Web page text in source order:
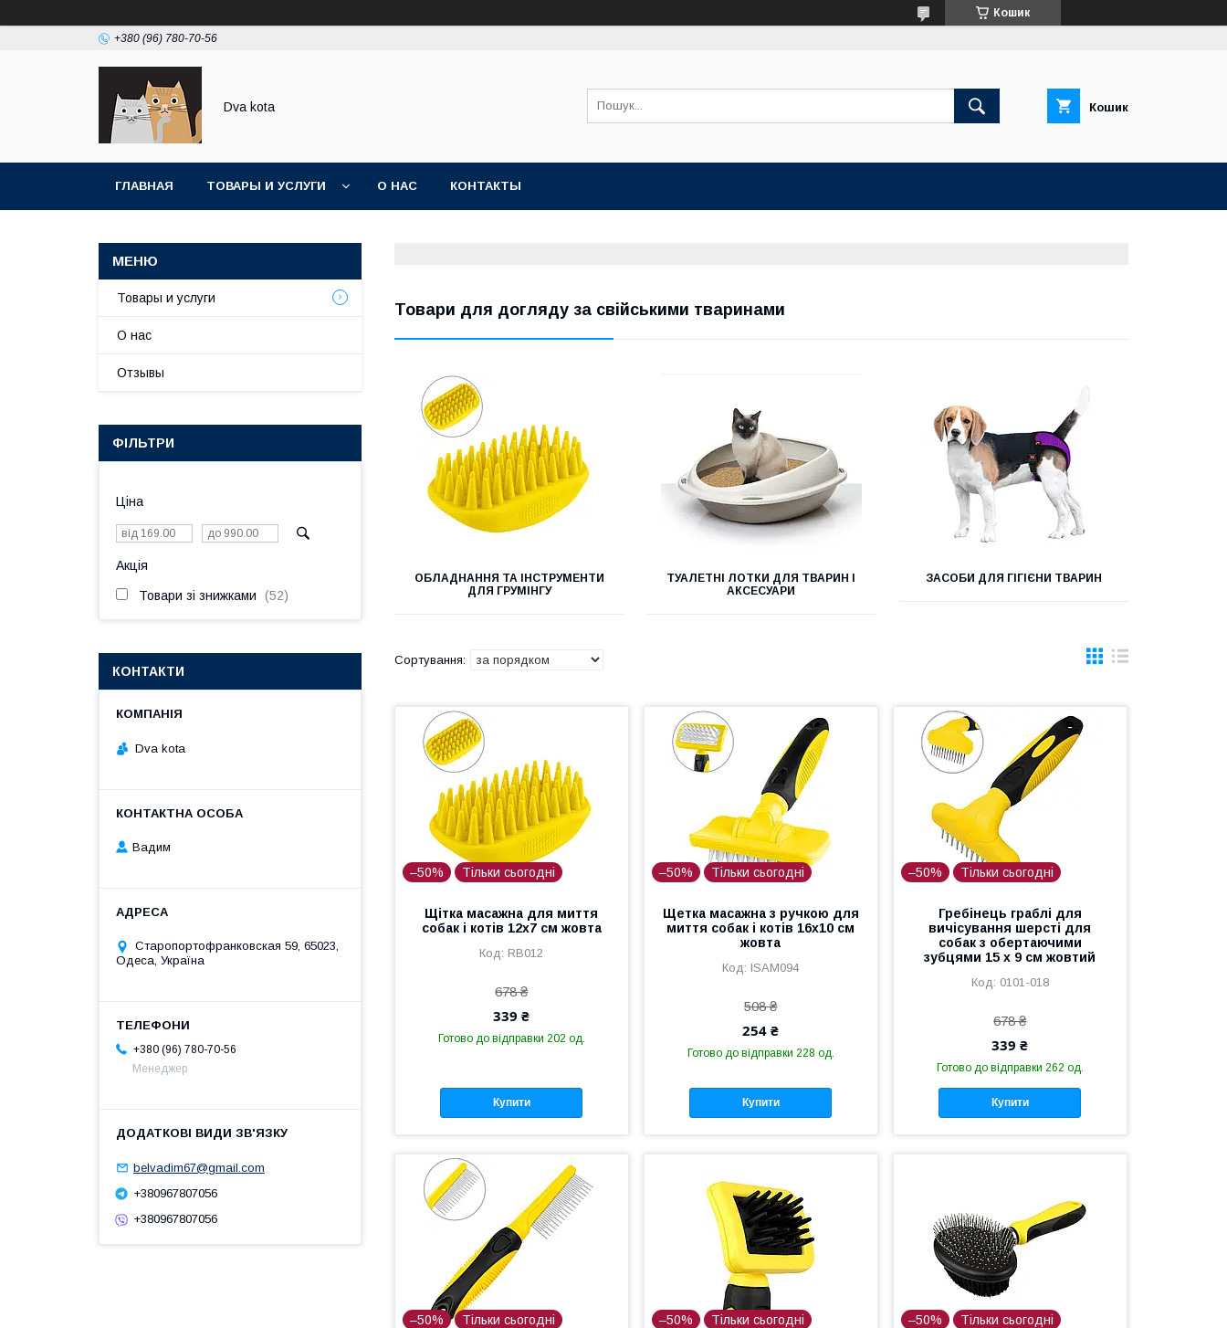
Кошик
+380 (96) 780-70-56
Dva kota Кошик
ГЛАВНАЯ ТОВАРЫ И УСЛУГИ О НАС КОНТАКТЫ
Товари для догляду за свійськими тваринами
ОБЛАДНАННЯ ТА ІНСТРУМЕНТИ
ДЛЯ ГРУМІНГУ
ТУАЛЕТНІ ЛОТКИ ДЛЯ ТВАРИН І
АКСЕСУАРИ
ЗАСОБИ ДЛЯ ГІГІЄНИ ТВАРИН
–50% Тільки сьогодні
Щітка масажна для миття
собак і котів 12x7 см жовта
RB012
678 ₴
339 ₴
Готово до відправки 202 од.
Купити
–50% Тільки сьогодні
Щетка масажна з ручкою для
миття собак і котів 16x10 см
жовта
ISAM094
508 ₴
254 ₴
Готово до відправки 228 од.
Купити
–50% Тільки сьогодні
Гребінець граблі для
вичісування шерсті для
собак з обертаючими
зубцями 15 х 9 см жовтий
0101-018
678 ₴
339 ₴
Готово до відправки 262 од.
Купити
–50% Тільки сьогодні –50% Тільки сьогодні –50% Тільки сьогодні
Товары и услуги
О нас
Отзывы
ФІЛЬТРИ
Ціна
Акція
Товари зі знижками 52
КОНТАКТИ
Dva kota
Вадим
Старопортофранковская 59, 65023,
Одеса, Україна
+380 (96) 780-70-56
Менеджер
belvadim67@gmail.com
+380967807056
+380967807056